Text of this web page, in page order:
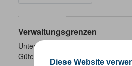
Diese Website
Verwaltungsgrenzen
Unterschiedliche Ebenen der
Gütersloh